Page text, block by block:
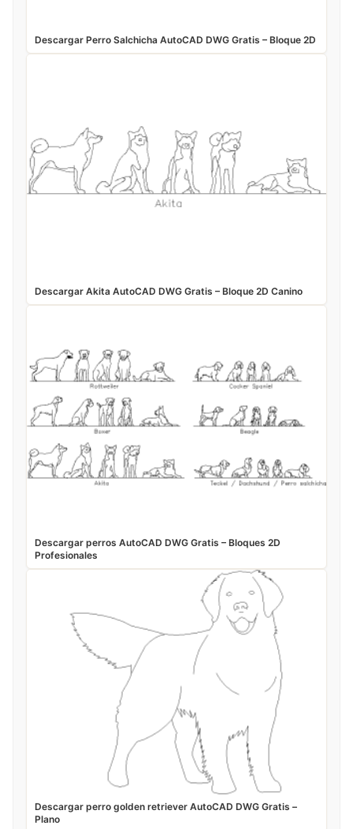
Descargar Perro Salchicha AutoCAD DWG Gratis – Bloque 2D
Descargar Akita AutoCAD DWG Gratis – Bloque 2D Canino
Descargar perros AutoCAD DWG Gratis – Bloques 2D
Profesionales
Descargar perro golden retriever AutoCAD DWG Gratis –
Plano